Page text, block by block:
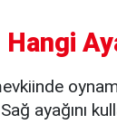
ayağını